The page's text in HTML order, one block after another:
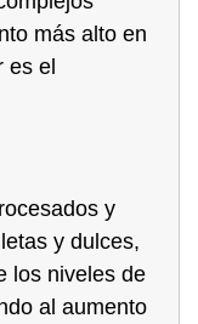
más alto en
es el
y
y dulces,
los niveles de
al aumento